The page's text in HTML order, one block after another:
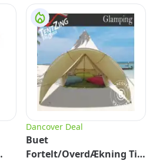
Dancover Deal
Buet
Fortelt/OverdÆkning Til